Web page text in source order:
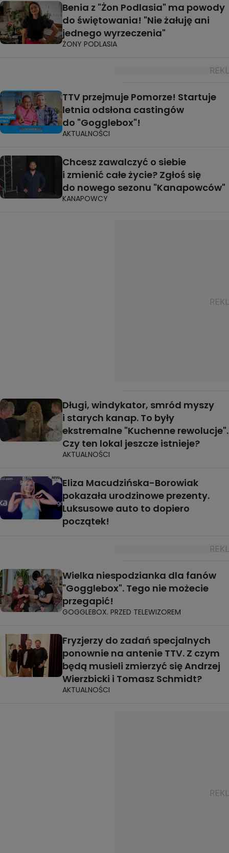
Benia z "Żon Podlasia" ma powody
do świętowania! "Nie żałuję ani
jednego wyrzeczenia"
ŻONY PODLASIA
TTV przejmuje Pomorze! Startuje
letnia odsłona castingów
do "Gogglebox"!
AKTUALNOŚCI
Chcesz zawalczyć o siebie
i zmienić całe życie? Zgłoś się
do nowego sezonu "Kanapowców"
KANAPOWCY
Długi, windykator, smród myszy
i starych kanap. To były
ekstremalne "Kuchenne rewolucje".
Czy ten lokal jeszcze istnieje?
AKTUALNOŚCI
Eliza Macudzińska-Borowiak
pokazała urodzinowe prezenty.
Luksusowe auto to dopiero
początek!
Wielka niespodzianka dla fanów
"Gogglebox". Tego nie możecie
przegapić!
GOGGLEBOX. PRZED TELEWIZOREM
Fryzjerzy do zadań specjalnych
ponownie na antenie TTV. Z czym
będą musieli zmierzyć się Andrzej
Wierzbicki i Tomasz Schmidt?
AKTUALNOŚCI